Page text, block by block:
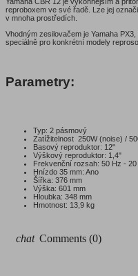
reproboxem ve své řadě. Lze jej
v mnoha prostředích.
Vhodným zesilovačem je Yamaha
speciálně pro konkrétní modely
Parametry:
Typ: 2 pásmový
Zatížitelnost 250W (noise) /
Basový reproduktor: 12"
Výškový reproduktor: 1,4"
Frekvenční rozsah: 50 Hz - 20
Hnízdo 35 mm: Ano
Šířka: 376 mm
Výška: 601 mm
Hloubka: 348 mm
Hmotnost: 13,9 kg
chat Comments (0)